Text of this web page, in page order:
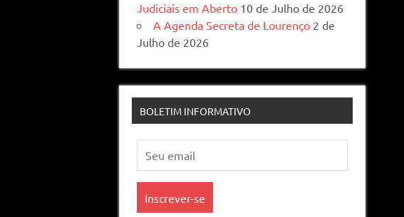
Judiciais em Aberto 10 de Julho de 2026
A Agenda Secreta de Lourenço 2 de
Julho de 2026
BOLETIM INFORMATIVO